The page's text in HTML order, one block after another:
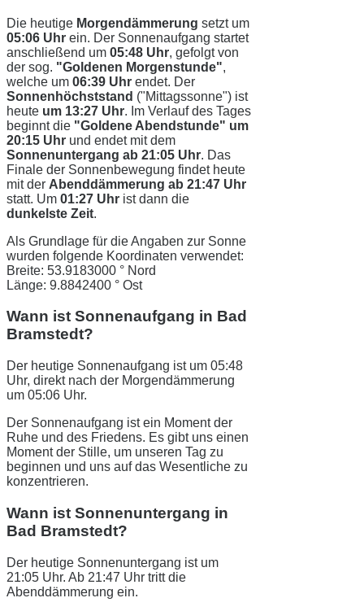
Die heutige Morgendämmerung setzt um
05:06 Uhr ein. Der Sonnenaufgang startet
anschließend um 05:48 Uhr, gefolgt von
der sog. "Goldenen Morgenstunde",
welche um 06:39 Uhr endet. Der
Sonnenhöchststand ("Mittagssonne") ist
heute um 13:27 Uhr. Im Verlauf des Tages
beginnt die "Goldene Abendstunde" um
20:15 Uhr und endet mit dem
Sonnenuntergang ab 21:05 Uhr. Das
Finale der Sonnenbewegung findet heute
mit der Abenddämmerung ab 21:47 Uhr
statt. Um 01:27 Uhr ist dann die
dunkelste Zeit.
Als Grundlage für die Angaben zur Sonne
wurden folgende Koordinaten verwendet:
Breite: 53.9183000 ° Nord
Länge: 9.8842400 ° Ost
Wann ist Sonnenaufgang in Bad
Bramstedt?
Der heutige Sonnenaufgang ist um 05:48
Uhr, direkt nach der Morgendämmerung
um 05:06 Uhr.
Der Sonnenaufgang ist ein Moment der
Ruhe und des Friedens. Es gibt uns einen
Moment der Stille, um unseren Tag zu
beginnen und uns auf das Wesentliche zu
konzentrieren.
Wann ist Sonnenuntergang in
Bad Bramstedt?
Der heutige Sonnenuntergang ist um
21:05 Uhr. Ab 21:47 Uhr tritt die
Abenddämmerung ein.